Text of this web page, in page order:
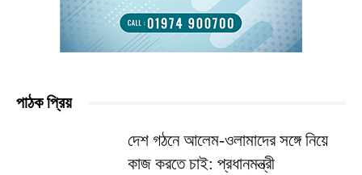
পাঠক প্রিয়
দেশ গঠনে আলেম-ওলামাদের সঙ্গে নিয়ে
কাজ করতে চাই: প্রধানমন্ত্রী